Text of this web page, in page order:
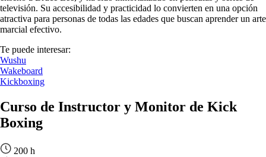
televisión. Su accesibilidad y practicidad lo convierten en una opción
atractiva para personas de todas las edades que buscan aprender un arte
marcial efectivo.
Te puede interesar:
Wushu
Wakeboard
Kickboxing
Curso de Instructor y Monitor de Kick
Boxing
200 h